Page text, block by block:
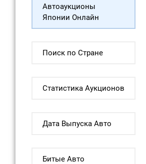
Автоаукционы
Японии Онлайн
Поиск по Стране
Статистика Аукционов
Дата Выпуска Авто
Битые Авто